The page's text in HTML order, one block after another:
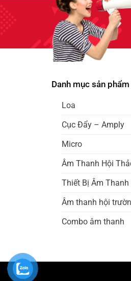
Danh mục sản phẩm
Loa
Cục Đẩy – Amply
Micro
Âm Thanh Hội
Thiết Bị Âm
Âm thanh hội
Combo âm thanh